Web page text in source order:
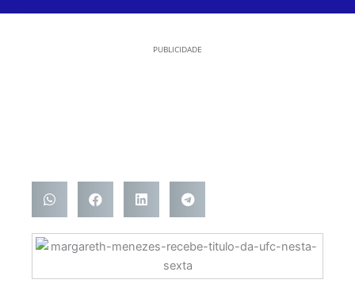
PUBLICIDADE